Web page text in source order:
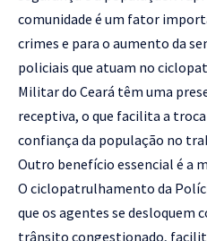
comunidade é um fator
crimes e para o aumento da
policiais que atuam no
Militar do Ceará têm uma
receptiva, o que facilita a
confiança da população no
Outro benefício essencial é a
O ciclopatrulhamento da
que os agentes se desloquem
trânsito congestionado,